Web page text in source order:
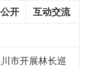
开
互动交流
市开展林长巡